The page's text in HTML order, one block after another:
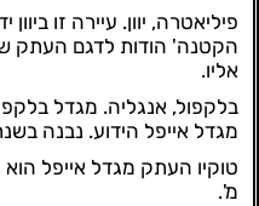
פיליאטרה, יוון. עיירה זו
הקטנה' הודות לדגם העתק
אליו.
בלקפול, אנגליה. מגדל
מגדל אייפל הידוע. נבנה בשנת
מ'.